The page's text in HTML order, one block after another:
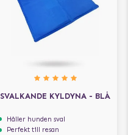
SVALKANDE KYLDYNA - BLÅ
Håller hunden sval
Perfekt till resan